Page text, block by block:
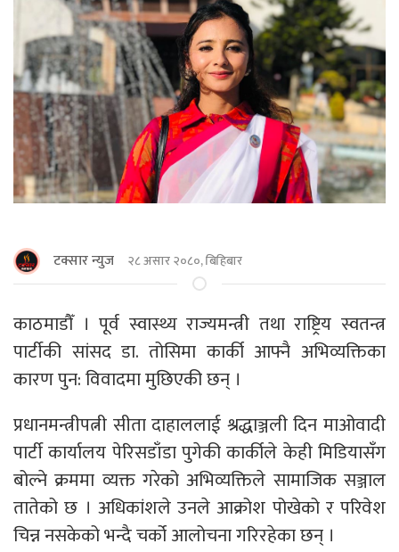
टक्सार न्युज २८ असार २०८०, बिहिबार
काठमाडौँ । पूर्व स्वास्थ्य राज्यमन्त्री तथा राष्ट्रिय स्वतन्त्र
पार्टीकी सांसद डा. तोसिमा कार्की आफ्नै अभिव्यक्तिका
कारण पुन: विवादमा मुछिएकी छन् ।
प्रधानमन्त्रीपत्नी सीता दाहाललाई श्रद्धाञ्जली दिन माओवादी
पार्टी कार्यालय पेरिसडाँडा पुगेकी कार्कीले केही मिडियासँग
बोल्ने क्रममा व्यक्त गरेको अभिव्यक्तिले सामाजिक सञ्जाल
तातेको छ । अधिकांशले उनले आक्रोश पोखेको र परिवेश
चिन्न नसकेको भन्दै चर्को आलोचना गरिरहेका छन् ।